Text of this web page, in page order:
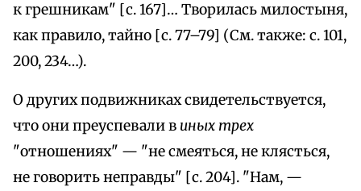
к грешникам" [с. 167]… Творилась милостыня,
как правило, тайно [с. 77–79] (См. также: с. 101,
200, 234…).
О других подвижниках свидетельствуется,
что они преуспевали в иных трех
"отношениях" — "не смеяться, не клясться,
не говорить неправды" [с. 204]. "Нам, —